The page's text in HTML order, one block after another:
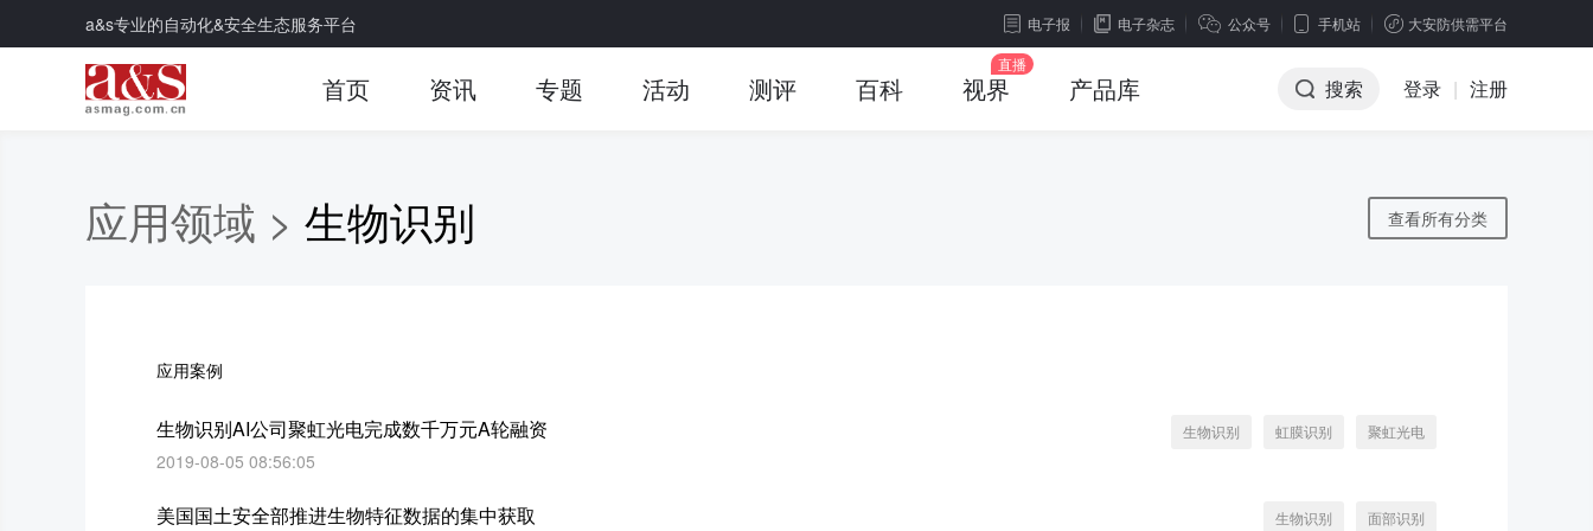
a&s专业的自动化&安全生态服务平台 电子报 电子杂志 公众号 手机站 大安防供需平台
首页 资讯 专题 活动 测评 百科 视界 产品库 搜索 登录 | 注册
应用领域 > 生物识别 查看所有分类
应用案例
生物识别AI公司聚虹光电完成数千万元A轮融资
2019-08-05 08:56:05
生物识别 虹膜识别 聚虹光电
美国国土安全部推进生物特征数据的集中获取 生物识别 面部识别